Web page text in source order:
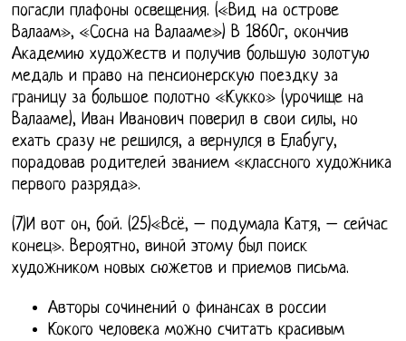
погасли плафоны освещения. («Вид на острове
Валаам», «Сосна на Валааме») В 1860г, окончив
Академию художеств и получив большую золотую
медаль и право на пенсионерскую поездку за
границу за большое полотно «Кукко» (урочище на
Валааме), Иван Иванович поверил в свои силы, но
ехать сразу не решился, а вернулся в Елабугу,
порадовав родителей званием «классного художника
первого разряда».
(7)И вот он, бой. (25)«Всё, – подумала Катя, – сейчас
конец». Вероятно, виной этому был поиск
художником новых сюжетов и приемов письма.
Авторы сочинений о финансах в россии
Кокого человека можно считать красивым